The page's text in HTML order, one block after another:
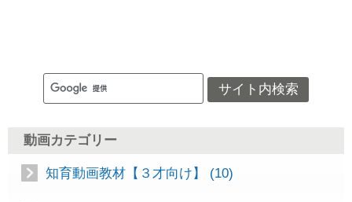
動画カテゴリー
知育動画教材【３才向け】 (10)